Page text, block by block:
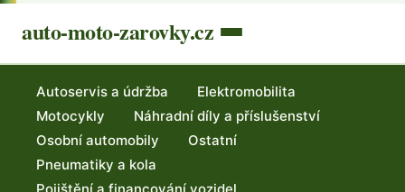
auto-moto-zarovky.cz
Autoservis a údržba
Elektromobilita
Motocykly
Náhradní díly a příslušenství
Osobní automobily
Ostatní
Pneumatiky a kola